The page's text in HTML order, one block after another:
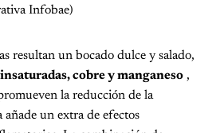
Infobae)
resultan un bocado dulce y salado,
cobre y manganeso ,
la reducción de la
un extra de efectos